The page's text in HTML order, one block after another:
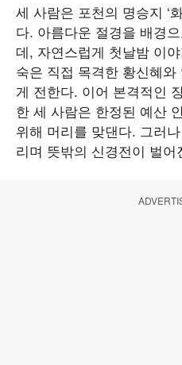
세 사람은 포천의 명승지 ‘
다. 아름다운 절경을 배경
데, 자연스럽게 첫날밤 이
숙은 직접 목격한 황신혜
게 전한다. 이어 본격적인
한 세 사람은 한정된 예산
위해 머리를 맞댄다. 그러
리며 뜻밖의 신경전이 벌어